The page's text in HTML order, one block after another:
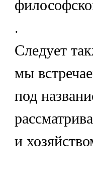
.
Следует
мы
под
и